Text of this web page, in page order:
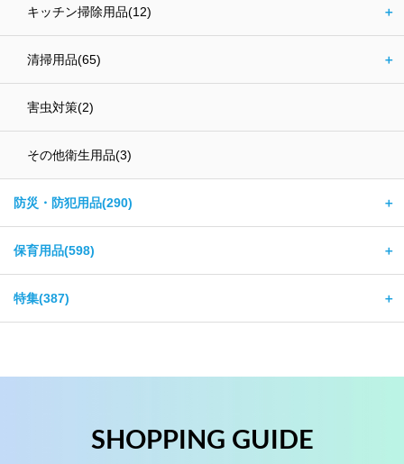
キッチン掃除用品(12) ＋
清掃用品(65) ＋
害虫対策(2)
その他衛生用品(3)
防災・防犯用品(290) ＋
保育用品(598) ＋
特集(387) ＋
SHOPPING GUIDE